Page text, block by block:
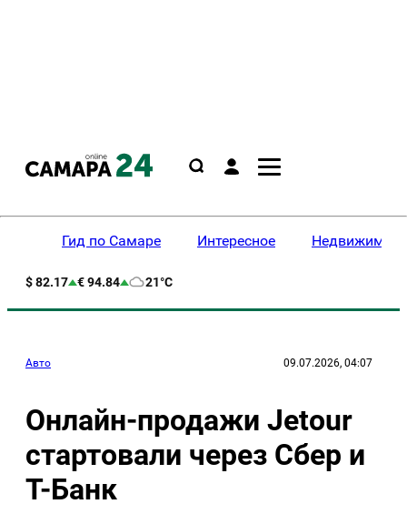
Гид по Самаре Интересное
$ 82.17 € 94.84 21°C
Авто 09.07.2026, 04:07
Онлайн-продажи Jetour
стартовали через Сбер и
Т-Банк